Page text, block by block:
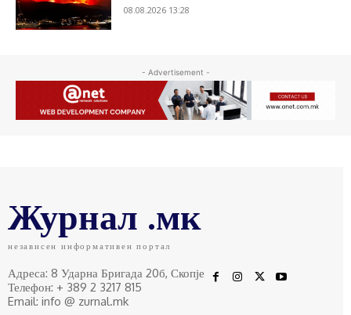
08.08.2026 13:28
- Advertisement -
Журнал .мк
независен информативен портал
Адреса: 8 Ударна Бригада 20б, Скопје
Телефон: + 389 2 3217 815
Email: info @ zurnal.mk